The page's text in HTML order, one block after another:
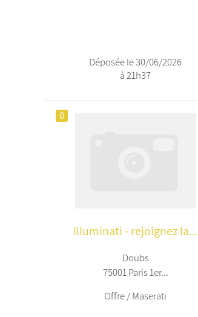
Déposée le 30/06/2026
à 21h37
0
Illuminati - rejoignez la...
Doubs
75001 Paris 1er...
Offre / Maserati